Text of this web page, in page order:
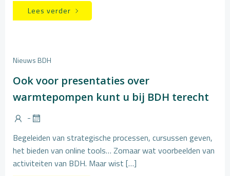
Lees verder
Nieuws BDH
Ook voor presentaties over
warmtepompen kunt u bij BDH terecht
-
Begeleiden van strategische processen, cursussen geven,
het bieden van online tools… Zomaar wat voorbeelden van
activiteiten van BDH. Maar wist […]